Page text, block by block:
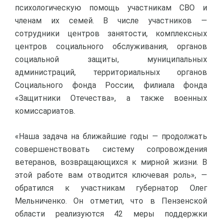
психологическую помощь участникам СВО и
членам их семей. В числе участников —
сотрудники центров занятости, комплексных
центров социального обслуживания, органов
социальной защиты, муниципальных
администраций, территориальных органов
Социального фонда России, филиала фонда
«Защитники Отечества», а также военных
комиссариатов.
«Наша задача на ближайшие годы — продолжать
совершенствовать систему сопровождения
ветеранов, возвращающихся к мирной жизни. В
этой работе вам отводится ключевая роль», —
обратился к участникам губернатор Олег
Мельниченко. Он отметил, что в Пензенской
области реализуются 42 меры поддержки